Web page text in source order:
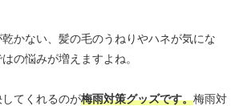
かない、髪の毛のうねりやハネが気にな
の悩みが増えますよね。
てくれるのが梅雨対策グッズです。梅雨対